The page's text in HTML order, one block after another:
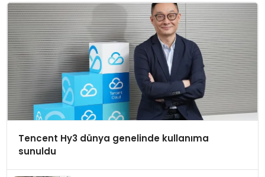
Tencent Hy3 dünya genelinde kullanıma
sunuldu